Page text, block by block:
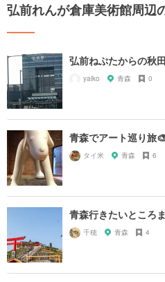
弘前れんが倉庫美術館周辺
弘前ねぷたからの秋
yaiko 青森 0
青森でアート巡り旅🎨
タイ米 青森 6
青森行きたいところ
千穂 青森 4